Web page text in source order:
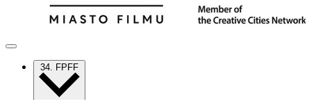
34. FPFF